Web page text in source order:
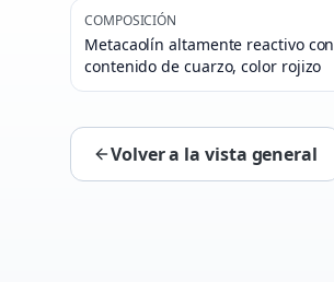
COMPOSICIÓN
Metacaolín altamente reactivo con
contenido de cuarzo, color rojizo
Volver a la vista general